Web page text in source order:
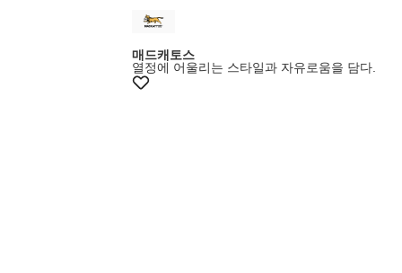
매드캐토스
열정에 어울리는 스타일과 자유로움을 담다.